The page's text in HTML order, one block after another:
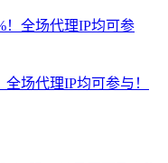
场代理IP均可参与！